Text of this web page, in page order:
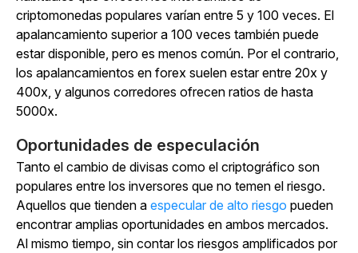
criptomonedas populares varían entre 5 y 100 veces. El
apalancamiento superior a 100 veces también puede
estar disponible, pero es menos común. Por el contrario,
los apalancamientos en forex suelen estar entre 20x y
400x, y algunos corredores ofrecen ratios de hasta
5000x.
Oportunidades de especulación
Tanto el cambio de divisas como el criptográfico son
populares entre los inversores que no temen el riesgo.
Aquellos que tienden a especular de alto riesgo pueden
encontrar amplias oportunidades en ambos mercados.
Al mismo tiempo, sin contar los riesgos amplificados por